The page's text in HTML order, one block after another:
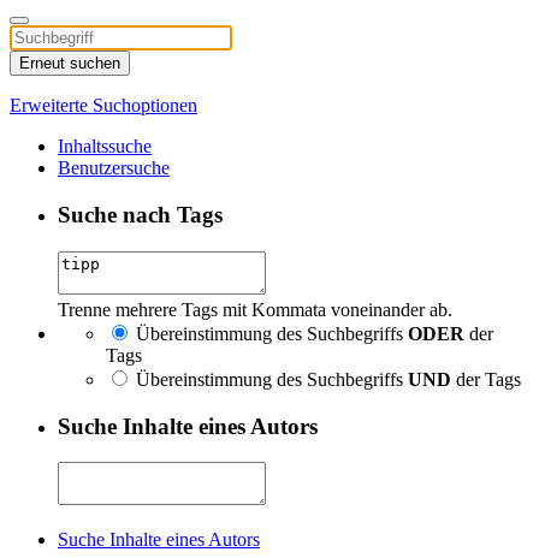
Erneut suchen
Erweiterte Suchoptionen
Inhaltssuche
Benutzersuche
Suche nach Tags
Trenne mehrere Tags mit Kommata voneinander ab.
Übereinstimmung des Suchbegriffs ODER der
Tags
Übereinstimmung des Suchbegriffs UND der Tags
Suche Inhalte eines Autors
Suche Inhalte eines Autors